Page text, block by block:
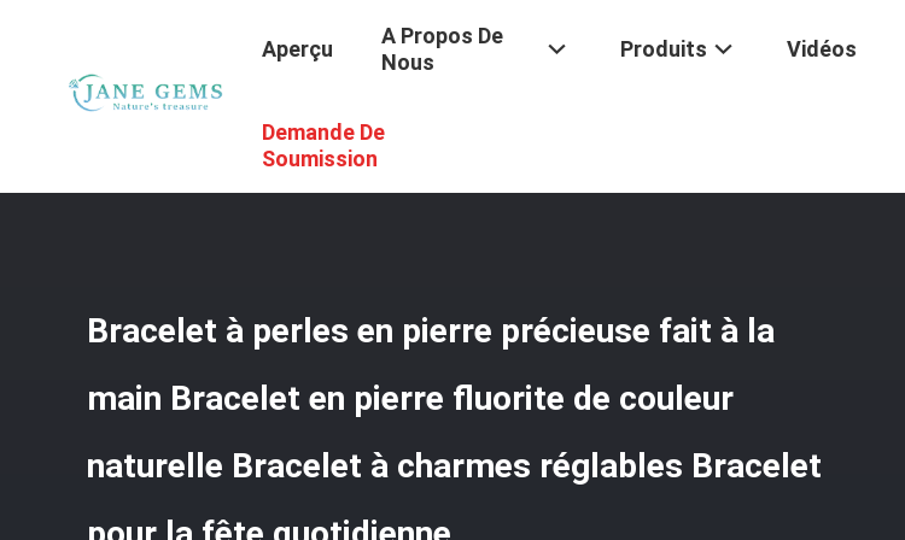
Aperçu
A Propos De
Nous
Produits Vidéos
Demande De
Soumission
Joyaux En Pierres Précieuses Faits À La Main
Charmes Réglables Bracelet Pour La Fête Quotidienne
Bracelet à perles en pierre précieuse fait à la
main Bracelet en pierre fluorite de couleur
naturelle Bracelet à charmes réglables Bracelet